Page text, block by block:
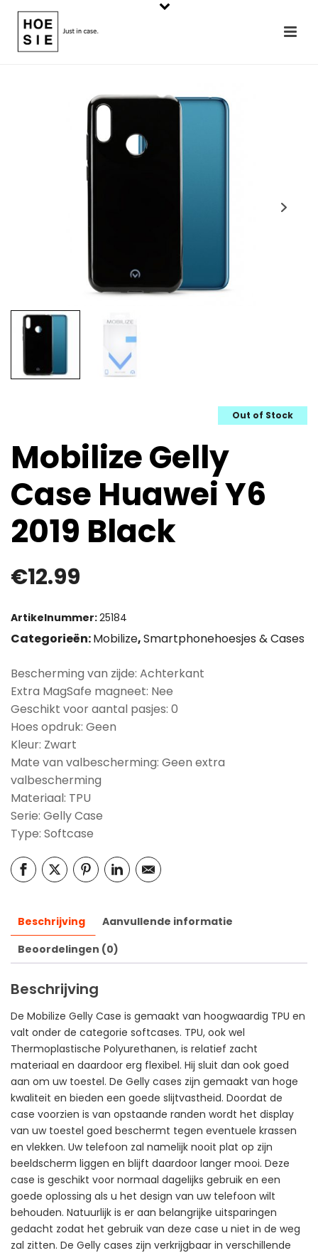
Out of Stock
Mobilize Gelly
Case Huawei Y6
2019 Black
€12.99
Artikelnummer:25184
Categorieën:Mobilize,Smartphonehoesjes & Cases
Bescherming van zijde: Achterkant
Extra MagSafe magneet: Nee
Geschikt voor aantal pasjes: 0
Hoes opdruk: Geen
Kleur: Zwart
Mate van valbescherming: Geen extra
valbescherming
Materiaal: TPU
Serie: Gelly Case
Type: Softcase
Beschrijving
Aanvullende informatie
Beoordelingen (0)
Beschrijving
De Mobilize Gelly Case is gemaakt van hoogwaardig TPU en
valt onder de categorie softcases. TPU, ook wel
Thermoplastische Polyurethanen, is relatief zacht
materiaal en daardoor erg flexibel. Hij sluit dan ook goed
aan om uw toestel. De Gelly cases zijn gemaakt van hoge
kwaliteit en bieden een goede slijtvastheid. Doordat de
case voorzien is van opstaande randen wordt het display
van uw toestel goed beschermt tegen eventuele krassen
en vlekken. Uw telefoon zal namelijk nooit plat op zijn
beeldscherm liggen en blijft daardoor langer mooi. Deze
case is geschikt voor normaal dagelijks gebruik en een
goede oplossing als u het design van uw telefoon wilt
behouden. Natuurlijk is er aan belangrijke uitsparingen
gedacht zodat het gebruik van deze case u niet in de weg
zal zitten. De Gelly cases zijn verkrijgbaar in verschillende